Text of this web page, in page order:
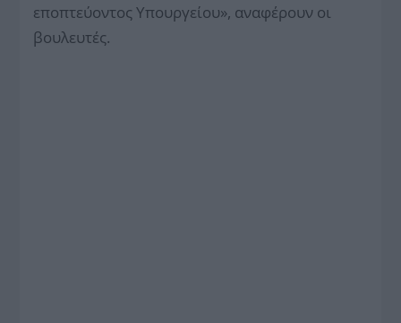
εποπτεύοντος Υπουργείου», αναφέρουν οι
βουλευτές.